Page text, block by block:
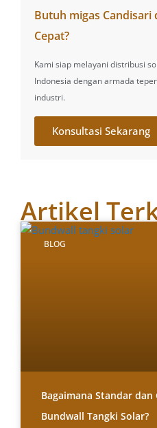
Butuh migas Candisari
Cepat?
Kami siap melayani distribusi
Indonesia dengan armada
industri.
Konsultasi Sekarang
Artikel
BLOG
Bagaimana Standar
Bundwall Tangki Solar?